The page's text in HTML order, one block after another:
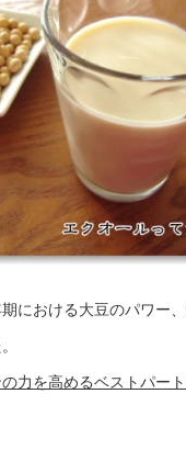
における大豆のパワー
力を高めるベストパー